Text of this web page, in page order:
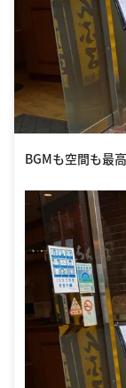
BGMも空間も最